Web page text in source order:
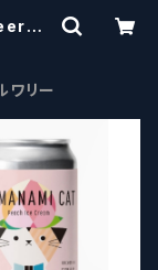
ワリー